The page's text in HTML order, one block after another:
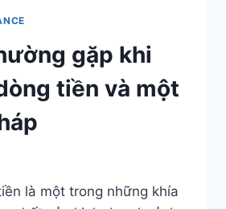
gặp khi
tiền và một
là một trong những khía